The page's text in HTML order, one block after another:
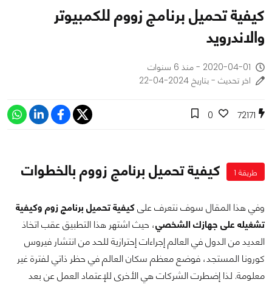
كيفية تحميل برنامج زووم للكمبيوتر
والاندرويد
2020-04-01 - منذ 6 سنوات
اخر تحديث - بتاريخ 2024-04-22
72171
0
طريقة 1 كيفية تحميل برنامج زووم بالخطوات
وفي هذا المقال سوف نتعرف علىكيفية تحميل برنامج زوم وكيفية
تشغيله على جهازك الشخصي، حيث اشتهر هذا التطبيق عقب اتخاذ
العديد من الدول في العالم إجراءات إحترازية للحد من انتشار فيروس
كورونا المستجد، فوضع معظم سكان العالم في حظر ذاتي لفترة غير
معلومة. لذا إضطرت الشركات هي الأخرى للإعتماد العمل عن بعد